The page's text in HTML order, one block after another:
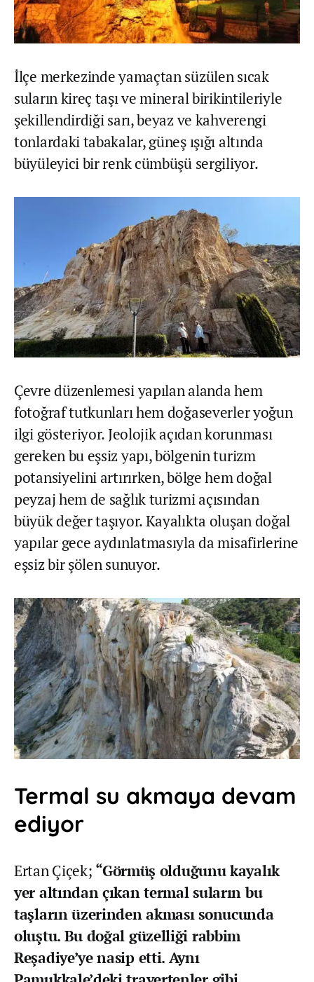
İlçe merkezinde yamaçtan süzülen sıcak
suların kireç taşı ve mineral birikintileriyle
şekillendirdiği sarı, beyaz ve kahverengi
tonlardaki tabakalar, güneş ışığı altında
büyüleyici bir renk cümbüşü sergiliyor.
Çevre düzenlemesi yapılan alanda hem
fotoğraf tutkunları hem doğaseverler yoğun
ilgi gösteriyor. Jeolojik açıdan korunması
gereken bu eşsiz yapı, bölgenin turizm
potansiyelini artırırken, bölge hem doğal
peyzaj hem de sağlık turizmi açısından
büyük değer taşıyor. Kayalıkta oluşan doğal
yapılar gece aydınlatmasıyla da misafirlerine
eşsiz bir şölen sunuyor.
Termal su akmaya devam
ediyor
Ertan Çiçek; “Görmüş olduğunu kayalık
yer altından çıkan termal suların bu
taşların üzerinden akması sonucunda
oluştu. Bu doğal güzelliği rabbim
Reşadiye’ye nasip etti. Aynı